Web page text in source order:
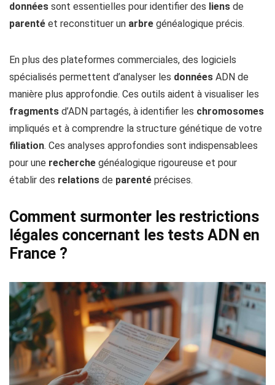
données sont essentielles pour identifier des liens de
parenté et reconstituer un arbre généalogique précis.
En plus des plateformes commerciales, des logiciels
spécialisés permettent d’analyser les données ADN de
manière plus approfondie. Ces outils aident à visualiser les
fragments d’ADN partagés, à identifier les chromosomes
impliqués et à comprendre la structure génétique de votre
filiation. Ces analyses approfondies sont indispensablees
pour une recherche généalogique rigoureuse et pour
établir des relations de parenté précises.
Comment surmonter les restrictions
légales concernant les tests ADN en
France ?